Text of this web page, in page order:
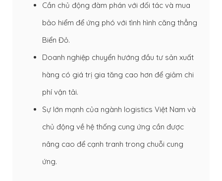
Cần chủ động đàm phán với đối tác và mua
bảo hiểm để ứng phó với tình hình căng thẳng
Biển Đỏ.
Doanh nghiệp chuyển hướng đầu tư sản xuất
hàng có giá trị gia tăng cao hơn để giảm chi
phí vận tải.
Sự lớn mạnh của ngành logistics Việt Nam và
chủ động về hệ thống cung ứng cần được
nâng cao để cạnh tranh trong chuỗi cung
ứng.